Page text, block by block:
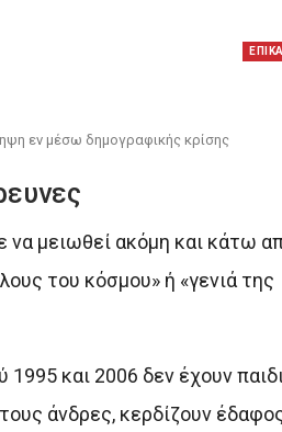
εν μέσω δημογραφικής κρίσης
μειωθεί ακόμη και κάτω
του κόσμου» ή «γενιά της
και 2006 δεν έχουν
άνδρες, κερδίζουν